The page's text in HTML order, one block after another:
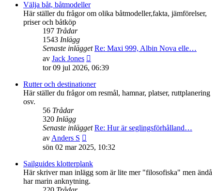
inlägget
Välja båt, båtmodeller
Här ställer du frågor om olika båtmodeller,fakta, jämförelser,
priser och båtköp
197 Trådar
1543 Inlägg
Senaste inlägget Re: Maxi 999, Albin Nova elle…
av Jack Jones
till
senaste
inlägget
tor 09 jul 2026, 06:39
Rutter och destinationer
Här ställer du frågor om resmål, hamnar, platser, ruttplanering
osv.
56 Trådar
320 Inlägg
Senaste inlägget Re: Hur är seglingsförhålland…
avAnders S
till
senaste
inlägget
sön 02 mar 2025, 10:32
Sailguides klotterplank
Här skriver man inlägg som är lite mer "filosofiska" men ändå
har marin anknytning.